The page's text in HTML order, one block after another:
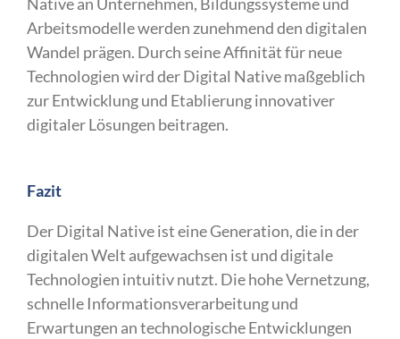
Arbeitsmodelle werden zunehmend den digitalen
Wandel prägen. Durch seine Affinität für neue
Technologien wird der Digital Native maßgeblich
zur Entwicklung und Etablierung innovativer
digitaler Lösungen beitragen.
Fazit
Der Digital Native ist eine Generation, die in der
digitalen Welt aufgewachsen ist und digitale
Technologien intuitiv nutzt. Die hohe Vernetzung,
schnelle Informationsverarbeitung und
Erwartungen an technologische Entwicklungen